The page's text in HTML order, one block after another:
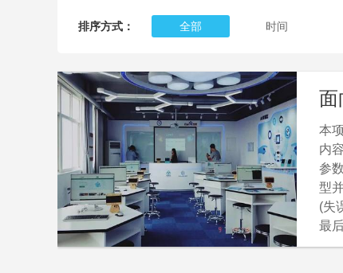
排序方式： 全部 时间
面
本
内
参
型
(失
最
分